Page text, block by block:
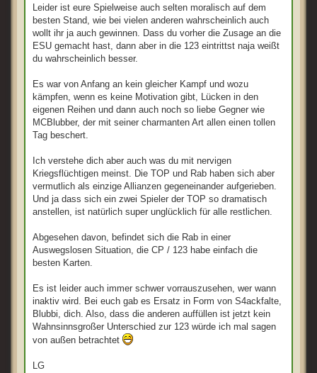
Leider ist eure Spielweise auch selten moralisch auf dem
besten Stand, wie bei vielen anderen wahrscheinlich auch
wollt ihr ja auch gewinnen. Dass du vorher die Zusage an die
ESU gemacht hast, dann aber in die 123 eintrittst naja weißt
du wahrscheinlich besser.
Es war von Anfang an kein gleicher Kampf und wozu
kämpfen, wenn es keine Motivation gibt, Lücken in den
eigenen Reihen und dann auch noch so liebe Gegner wie
MCBlubber, der mit seiner charmanten Art allen einen tollen
Tag beschert.
Ich verstehe dich aber auch was du mit nervigen
Kriegsflüchtigen meinst. Die TOP und Rab haben sich aber
vermutlich als einzige Allianzen gegeneinander aufgerieben.
Und ja dass sich ein zwei Spieler der TOP so dramatisch
anstellen, ist natürlich super unglücklich für alle restlichen.
Abgesehen davon, befindet sich die Rab in einer
Auswegslosen Situation, die CP / 123 habe einfach die
besten Karten.
Es ist leider auch immer schwer vorrauszusehen, wer wann
inaktiv wird. Bei euch gab es Ersatz in Form von S4ackfalte,
Blubbi, dich. Also, dass die anderen auffüllen ist jetzt kein
Wahnsinnsgroßer Unterschied zur 123 würde ich mal sagen
von außen betrachtet
LG